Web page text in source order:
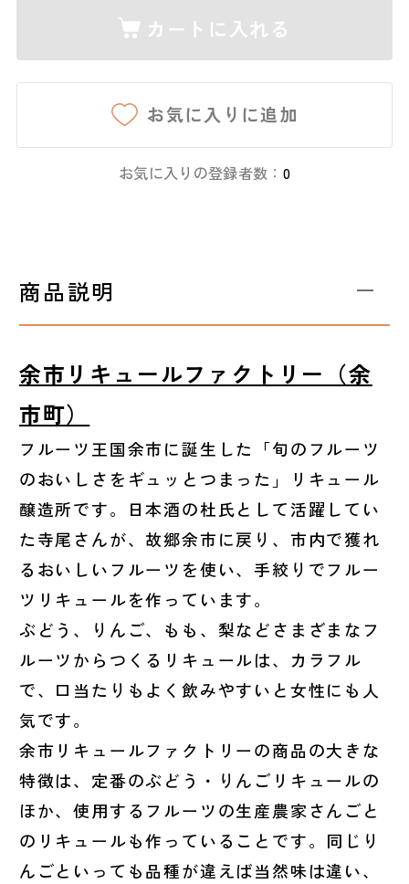
カートに入れる
お気に入りに追加
お気に入りの登録者数： 0
商品説明
余市リキュールファクトリー（余
市町）
フルーツ王国余市に誕生した「旬のフルーツ
のおいしさをギュッとつまった」リキュール
醸造所です。日本酒の杜氏として活躍してい
た寺尾さんが、故郷余市に戻り、市内で獲れ
るおいしいフルーツを使い、手絞りでフルー
ツリキュールを作っています。
ぶどう、りんご、もも、梨などさまざまなフ
ルーツからつくるリキュールは、カラフル
で、口当たりもよく飲みやすいと女性にも人
気です。
余市リキュールファクトリーの商品の大きな
特徴は、定番のぶどう・りんごリキュールの
ほか、使用するフルーツの生産農家さんごと
のリキュールも作っていることです。同じり
んごといっても品種が違えば当然味は違い、